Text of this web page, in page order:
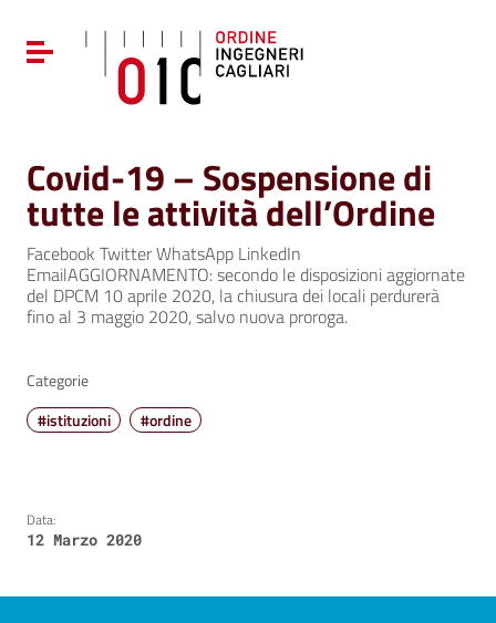
Vai al menu di navigazione
Vai al footer
Attiva / disattiva la navigazione
Covid-19 – Sospensione di
tutte le attività dell’Ordine
Facebook Twitter WhatsApp LinkedIn
EmailAGGIORNAMENTO: secondo le disposizioni aggiornate
del DPCM 10 aprile 2020, la chiusura dei locali perdurerà
fino al 3 maggio 2020, salvo nuova proroga.
Categorie
#istituzioni
#ordine
Data:
12 Marzo 2020